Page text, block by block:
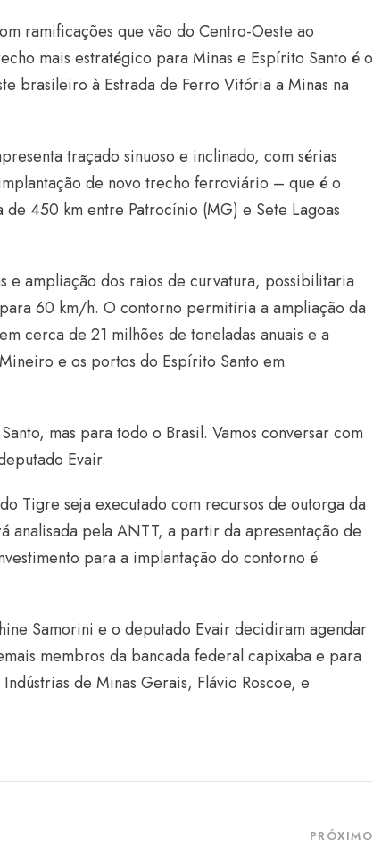
ramificações que vão do Centro-Oeste ao
mais estratégico para Minas e Espírito Santo é o
brasileiro à Estrada de Ferro Vitória a Minas na
traçado sinuoso e inclinado, com sérias
de novo trecho ferroviário – que é o
450 km entre Patrocínio (MG) e Sete Lagoas
e ampliação dos raios de curvatura, possibilitaria
60 km/h. O contorno permitiria a ampliação da
cerca de 21 milhões de toneladas anuais e a
e os portos do Espírito Santo em
mas para todo o Brasil. Vamos conversar com
Evair.
Tigre seja executado com recursos de outorga da
analisada pela ANTT, a partir da apresentação de
para a implantação do contorno é
Samorini e o deputado Evair decidiram agendar
membros da bancada federal capixaba e para
de Minas Gerais, Flávio Roscoe, e
PRÓXIMO